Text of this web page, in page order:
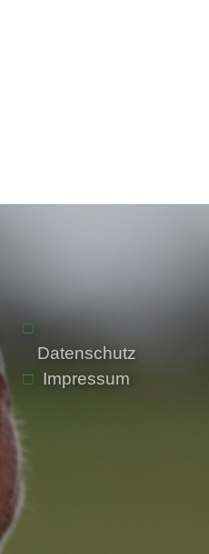
Datenschutz
Impressum